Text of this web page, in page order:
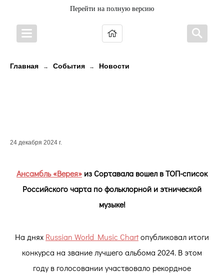
Перейти на полную версию
Главная → События → Новости
24 декабря 2024 г.
Ансамбль «Верея» из Сортавала вошел в ТОП-список
Российского чарта по фольклорной и этнической
музыке!
На днях Russian World Music Chartопубликовал итоги
конкурса на звание лучшего альбома 2024. В этом
году в голосовании участвовало рекордное